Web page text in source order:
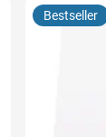
Bestseller